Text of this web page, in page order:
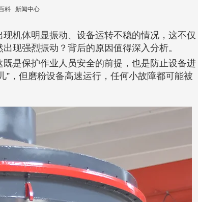
科 新闻中心
机体明显振动、设备运转不稳的情况，这不仅
现强烈振动？背后的原因值得深入分析。
是保护作业人员安全的前提，也是防止设备进
，但磨粉设备高速运行，任何小故障都可能被